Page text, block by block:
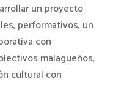
un proyecto
performativos, un
con
malagueños,
cultural con